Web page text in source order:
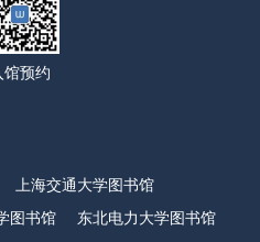
馆预约
上海交通大学图书馆
图书馆 东北电力大学图书馆